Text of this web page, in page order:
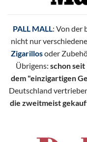
PALL MALL: Von der
nicht nur
Zigarillosoder
Übrigens: schon
dem "einzigartigen
Deutschland
die zweitmeist